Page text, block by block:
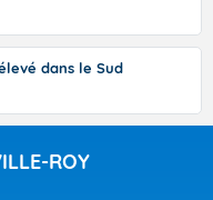
dans le Sud
ROY